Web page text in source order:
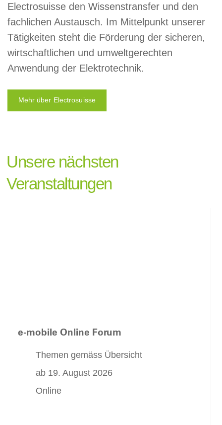
Electrosuisse den Wissenstransfer und den
fachlichen Austausch. Im Mittelpunkt unserer
Tätigkeiten steht die Förderung der sicheren,
wirtschaftlichen und umweltgerechten
Anwendung der Elektrotechnik.
Mehr über Electrosuisse
Unsere nächsten
Veranstaltungen
e-mobile Online Forum
Themen gemäss Übersicht
ab 19. August 2026
Online